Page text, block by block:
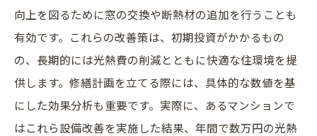
向上を図るために窓の交換や断熱材の追加を行うことも
有効です。これらの改善策は、初期投資がかかるもの
の、長期的には光熱費の削減とともに快適な住環境を提
供します。修繕計画を立てる際には、具体的な数値を基
にした効果分析も重要です。実際に、あるマンションで
はこれら設備改善を実施した結果、年間で数万円の光熱